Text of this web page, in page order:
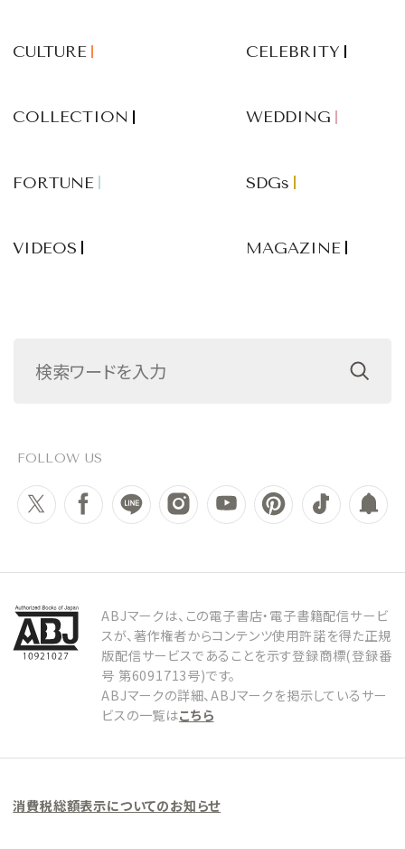
CULTURE CELEBRITY
COLLECTION WEDDING
FORTUNE SDGs
VIDEOS MAGAZINE
FOLLOW US
ABJマークは、この電子書店・電子書籍配信サービ
スが、著作権者からコンテンツ使用許諾を得た正規
版配信サービスであることを示す登録商標(登録番
号 第6091713号)です。
ABJマークの詳細、ABJマークを掲示しているサー
ビスの一覧はこちら
消費税総額表示についてのお知らせ